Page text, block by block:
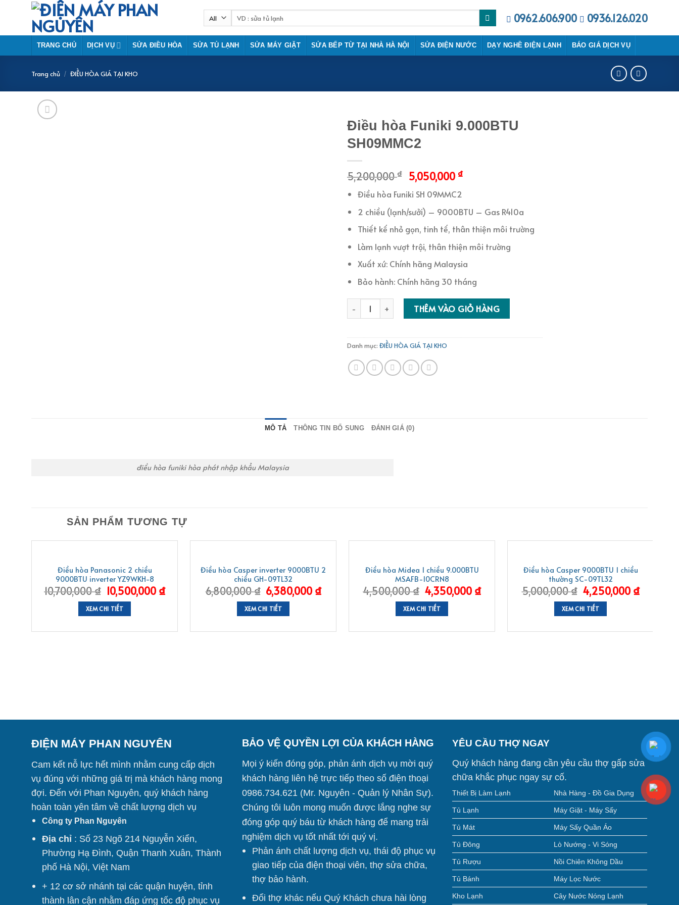
kiếm:
0962.606.900 0936.126.020
TRANG CHỦ DỊCH VỤ SỬA ĐIỀU HÒA SỬA TỦ LẠNH SỬA MÁY GIẶT SỬA BẾP TỪ TẠI NHÀ HÀ NỘI SỬA ĐIỆN NƯỚC DẠY NGHỀ ĐIỆN LẠNH BÁO GIÁ DỊCH VỤ
Trang chủ / ĐIỀU HÒA GIÁ TẠI KHO
Điều hòa Funiki 9.000BTU
SH09MMC2
5,200,000₫ 5,050,000 ₫
Điều hòa Funiki SH 09MMC2
2 chiều (lạnh/sưởi) – 9000BTU – Gas R410a
Thiết kế nhỏ gọn, tinh tế, thân thiện môi trường
Làm lạnh vượt trội, thân thiện môi trường
Xuất xứ: Chính hãng Malaysia
Bảo hành: Chính hãng 30 tháng
Điều hòa Funiki 9.000BTU SH09MMC2 số lượng
THÊM VÀO GIỎ HÀNG
Danh mục: ĐIỀU HÒA GIÁ TẠI KHO
MÔ TẢ THÔNG TIN BỔ SUNG ĐÁNH GIÁ (0)
điều hòa funiki hòa phát nhập khẩu Malaysia
SẢN PHẨM TƯƠNG TỰ
Điều hòa Panasonic 2 chiều
9000BTU inverter YZ9WKH-8
10,700,000₫ 10,500,000 ₫
XEM CHI TIẾT
Điều hòa Casper inverter 9000BTU 2
chiều GH-09TL32
6,800,000₫ 6,380,000 ₫
XEM CHI TIẾT
Điều hòa Midea 1 chiều 9.000BTU
MSAFB-10CRN8
4,500,000₫ 4,350,000 ₫
XEM CHI TIẾT
Điều hòa Casper 9000BTU 1 chiều
thường SC-09TL32
5,000,000₫ 4,250,000 ₫
XEM CHI TIẾT
ĐIỆN MÁY PHAN NGUYÊN
Cam kết nỗ lực hết mình nhằm cung cấp dịch
vụ đúng với những giá trị mà khách hàng mong
đợi. Đến với Phan Nguyên, quý khách hàng
hoàn toàn yên tâm về chất lượng dịch vụ
Công ty Phan Nguyên
Địa chỉ : Số 23 Ngõ 214 Nguyễn Xiển,
Phường Hạ Đình, Quận Thanh Xuân, Thành
phố Hà Nội, Việt Nam
+ 12 cơ sở nhánh tại các quận huyện, tỉnh
thành lân cận nhằm đáp ứng tốc độ phục vụ
BẢO VỆ QUYỀN LỢI CỦA KHÁCH HÀNG
Mọi ý kiến đóng góp, phản ánh dịch vụ mời quý
khách hàng liên hệ trực tiếp theo số điện thoại
0986.734.621 (Mr. Nguyên - Quản lý Nhân Sự).
Chúng tôi luôn mong muốn được lắng nghe sự
đóng góp quý báu từ khách hàng để mang trải
nghiệm dịch vụ tốt nhất tới quý vị.
Phản ánh chất lượng dịch vụ, thái độ phục vụ
giao tiếp của điện thoại viên, thợ sửa chữa,
thợ bảo hành.
Đổi thợ khác nếu Quý Khách chưa hài lòng
YÊU CẦU THỢ NGAY
Quý khách hàng đang cần yêu cầu thợ gấp sửa
chữa khắc phục ngay sự cố.
Thiết Bị Làm Lạnh Nhà Hàng - Đồ Gia Dụng
Tủ Lạnh Máy Giặt - Máy Sấy
Tủ Mát Máy Sấy Quần Áo
Tủ Đông Lò Nướng - Vi Sóng
Tủ Rượu Nồi Chiên Không Dầu
Tủ Bánh Máy Lọc Nước
Kho Lạnh Cây Nước Nóng Lạnh